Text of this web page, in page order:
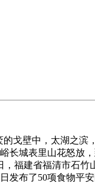
壁中，太湖之滨
长城表里山花怒
福建省福清市石
发布了50项食物平